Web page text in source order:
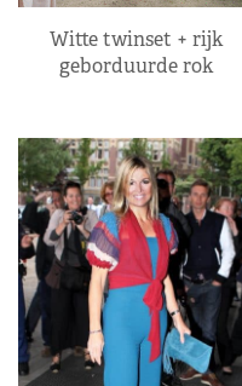
Witte twinset + rijk
geborduurde rok